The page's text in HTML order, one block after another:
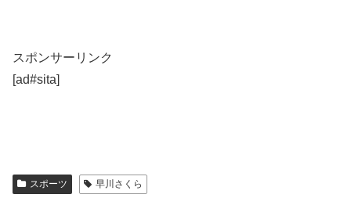
スポンサーリンク
[ad#sita]
スポーツ 早川さくら